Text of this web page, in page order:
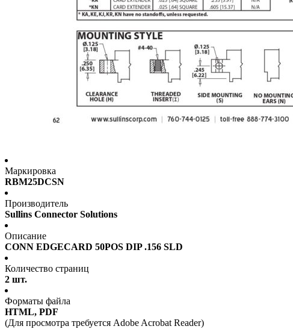
Маркировка
RBM25DCSN
Производитель
Sullins Connector Solutions
Описание
CONN EDGECARD 50POS DIP .156 SLD
Количество страниц
2 шт.
Форматы файла
HTML, PDF
(Для просмотра требуется Adobe Acrobat Reader)